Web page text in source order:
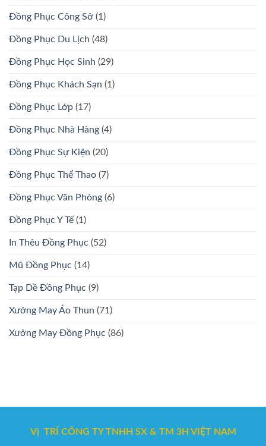
Đồng Phục Công Sở (1)
Đồng Phục Du Lịch (48)
Đồng Phục Học Sinh (29)
Đồng Phục Khách Sạn (1)
Đồng Phục Lớp (17)
Đồng Phục Nhà Hàng (4)
Đồng Phục Sự Kiện (20)
Đồng Phục Thể Thao (7)
Đồng Phục Văn Phòng (6)
Đồng Phục Y Tế (1)
In Thêu Đồng Phục (52)
Mũ Đồng Phục (14)
Tạp Dề Đồng Phục (9)
Xưởng May Áo Thun (71)
Xưởng May Đồng Phục (86)
Vị TRÍ CÔNG TY TNHH SX & TM 3H VIỆT NAM